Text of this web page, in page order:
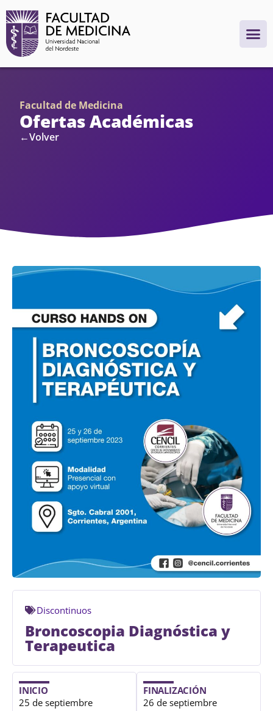
Facultad de Medicina
Ofertas Académicas
←Volver
Discontinuos
Broncoscopia Diagnóstica y
Terapeutica
INICIO
25 de septiembre
FINALIZACIÓN
26 de septiembre